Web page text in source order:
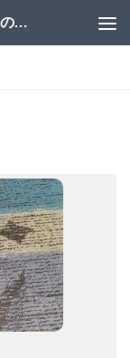
すてらーしぇる｜東方PROJECTとハルヒの二次創作サイト